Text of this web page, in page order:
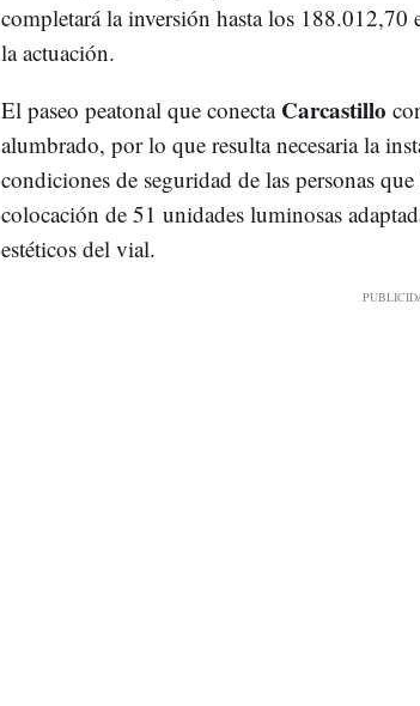
completará la inversión hasta los 188.012,70
la actuación.
El paseo peatonal que conecta Carcastillo
alumbrado, por lo que resulta necesaria la
condiciones de seguridad de las personas
colocación de 51 unidades luminosas
estéticos del vial.